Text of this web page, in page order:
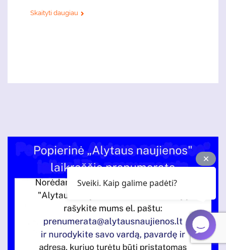
Skaityti daugiau
Sveiki. Kaip galime padėti?